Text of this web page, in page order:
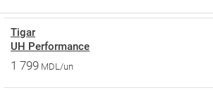
Tigar
UH Performance
1 799 MDL/un